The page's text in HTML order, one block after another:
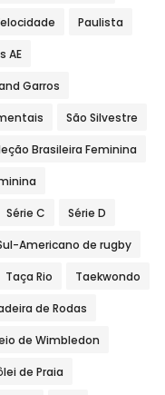
Paulista
AE
Garros
São Silvestre
Brasileira Feminina
Série C Série D
Americano de rugby
Taça Rio Taekwondo
de Rodas
de Wimbledon
de Praia